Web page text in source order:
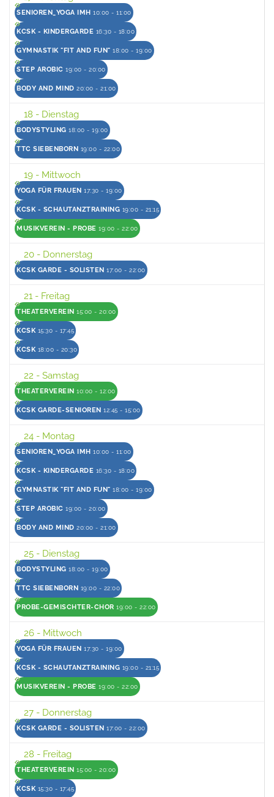
SENIOREN_YOGA IMH 10:00 - 11:00
KCSK - KINDERGARDE 16:30 - 18:00
GYMNASTIK "FIT AND FUN" 18:00 - 19:00
STEP AROBIC 19:00 - 20:00
BODY AND MIND 20:00 - 21:00
18 - Dienstag
BODYSTYLING 18:00 - 19:00
TTC SIEBENBORN 19:00 - 22:00
19 - Mittwoch
YOGA FÜR FRAUEN 17:30 - 19:00
KCSK - SCHAUTANZTRAINING 19:00 - 21:15
MUSIKVEREIN - PROBE 19:00 - 22:00
20 - Donnerstag
KCSK GARDE - SOLISTEN 17:00 - 22:00
21 - Freitag
THEATERVEREIN 15:00 - 20:00
KCSK 15:30 - 17:45
KCSK 18:00 - 20:30
22 - Samstag
THEATERVEREIN 10:00 - 12:00
KCSK GARDE-SENIOREN 12:45 - 15:00
24 - Montag
SENIOREN_YOGA IMH 10:00 - 11:00
KCSK - KINDERGARDE 16:30 - 18:00
GYMNASTIK "FIT AND FUN" 18:00 - 19:00
STEP AROBIC 19:00 - 20:00
BODY AND MIND 20:00 - 21:00
25 - Dienstag
BODYSTYLING 18:00 - 19:00
TTC SIEBENBORN 19:00 - 22:00
PROBE-GEMISCHTER-CHOR 19:00 - 22:00
26 - Mittwoch
YOGA FÜR FRAUEN 17:30 - 19:00
KCSK - SCHAUTANZTRAINING 19:00 - 21:15
MUSIKVEREIN - PROBE 19:00 - 22:00
27 - Donnerstag
KCSK GARDE - SOLISTEN 17:00 - 22:00
28 - Freitag
THEATERVEREIN 15:00 - 20:00
KCSK 15:30 - 17:45